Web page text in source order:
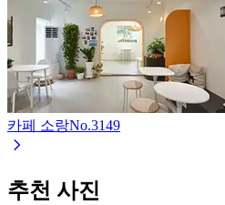
카페 소랑No.3149
추천 사진